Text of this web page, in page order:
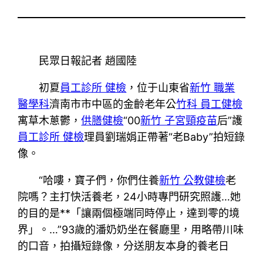
民眾日報記者 趙國陸
初夏員工診所 健檢 ，位于山東省新竹 職業
醫學科濟南市市中區的金齡老年公竹科 員工健檢
寓草木蔥鬱，供膳健檢“00新竹 子宮頸疫苗后”護
員工診所 健檢理員劉瑞娟正帶著“老Baby”拍短錄
像。
“哈嘍，寶子們，你們住養新竹 公教健檢老
院嗎？主打快活養老，24小時專門研究照護…她
的目的是**「讓兩個極端同時停止，達到零的境
界」。…”93歲的潘奶奶坐在餐廳里，用略帶川味
的口音，拍攝短錄像，分送朋友本身的養老日